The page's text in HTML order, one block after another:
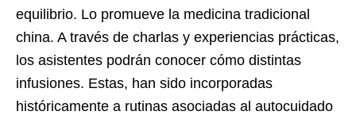
equilibrio. Lo promueve la medicina tradicional
china. A través de charlas y experiencias prácticas,
los asistentes podrán conocer cómo distintas
infusiones. Estas, han sido incorporadas
históricamente a rutinas asociadas al autocuidado